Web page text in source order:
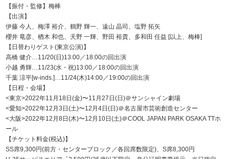
【振付・監修】梅棒
【出演】
伊藤 今⼈、梅澤 裕介、鶴野 輝⼀、遠⼭ 晶司、塩野 拓⽮
櫻井 ⻯彦、楢⽊ 和也、天野 ⼀輝、野⽥ 裕貴、多和⽥ 任益 [以上、梅棒]
【日替わりゲスト(東京公演)】
高橋 健介…11/20(日)13:00／18:00の回出演
小越 勇輝…11/23(水・祝)13:00／18:00の回出演
千葉 涼平[w-inds.]…11/24(木)14:00／19:00の回出演
【⽇程・会場】
<東京>2022年11⽉18⽇(⾦)〜11⽉27⽇(⽇)＠サンシャイン劇場
<愛知>2022年12⽉3⽇(⼟)〜12⽉4⽇(⽇)＠名古屋市芸術創造センター
<⼤阪>2022年12⽉8⽇(⽊)〜12⽉10⽇(⼟)＠COOL JAPAN PARK OSAKA TTホ
ール
【チケット料⾦(税込)】
SS席9,300円(前⽅・センターブロック／各回席数限定)、S席8,300円